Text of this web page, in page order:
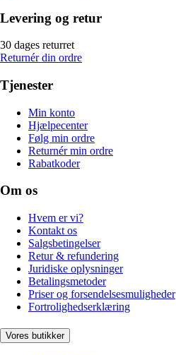
Levering og retur
30 dages returret
Returnér din ordre
Tjenester
Min konto
Hjælpecenter
Følg min ordre
Returnér min ordre
Rabatkoder
Om os
Hvem er vi?
Kontakt os
Salgsbetingelser
Retur & refundering
Juridiske oplysninger
Betalingsmetoder
Priser og forsendelsesmuligheder
Fortrolighedserklæring
Vores butikker